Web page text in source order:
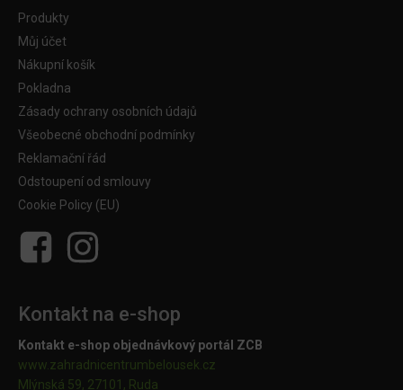
Produkty
Můj účet
Nákupní košík
Pokladna
Zásady ochrany osobních údajů
Všeobecné obchodní podmínky
Reklamační řád
Odstoupení od smlouvy
Cookie Policy (EU)
Kontakt na e-shop
Kontakt e-shop objednávkový portál ZCB
www.zahradnicentrumbelousek.cz
Mlýnská 59, 27101, Ruda